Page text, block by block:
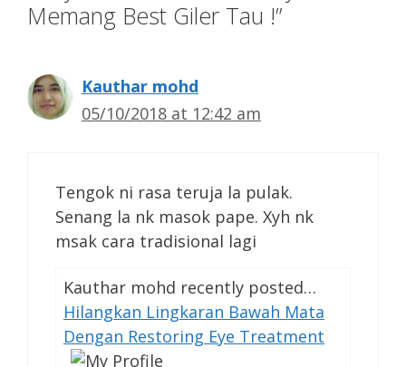
Memang Best Giler Tau !”
Kauthar mohd
05/10/2018 at 12:42 am
Tengok ni rasa teruja la pulak.
Senang la nk masok pape. Xyh nk
msak cara tradisional lagi
Kauthar mohd recently posted…
Hilangkan Lingkaran Bawah Mata
Dengan Restoring Eye Treatment